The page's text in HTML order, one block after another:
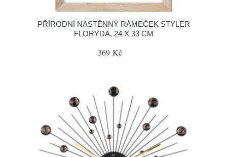
PŘÍRODNÍ NÁSTĚNNÝ RÁMEČEK STYLER
FLORYDA, 24 X 33 CM
369 Kč